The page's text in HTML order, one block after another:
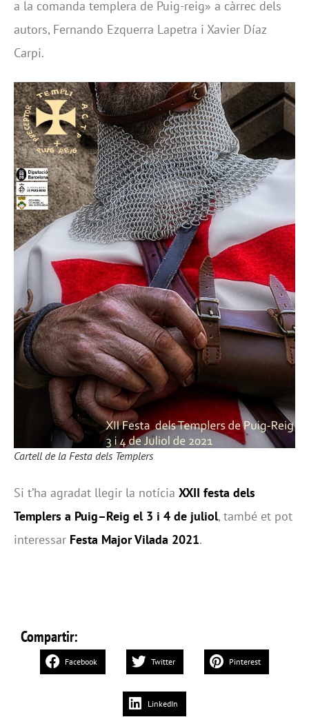
a la comanda templera de Puig-reig» a càrrec dels
autors, Fernando Ezquerra Lapetra i Xavier Díaz
Carpi.
Cartell de la Festa dels Templers
Si t’ha agradat llegir la notícia XXII festa dels
Templers a Puig–Reig el 3 i 4 de juliol, també et pot
interessar Festa Major Vilada 2021.
Compartir:
Facebook Twitter Pinterest
LinkedIn